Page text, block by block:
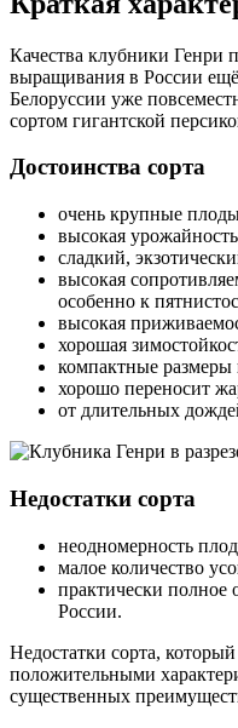
Качества клубники Генри
выращивания в России
Белоруссии уже
сортом гигантской
Достоинства сорта
очень крупные
высокая
сладкий,
высокая
особенно к
высокая
хорошая
компактные размеры
хорошо переносит
от длительных
Недостатки сорта
неодномерность
малое количество
практически полное
России.
Недостатки сорта,
положительными
существенных